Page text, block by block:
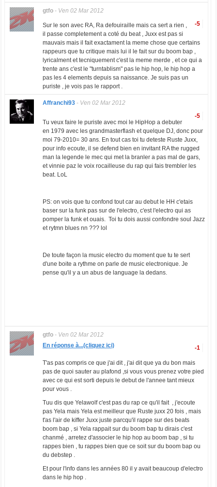
gtfo- Ven 02 Mar 2012
-5
Sur le son avec RA, Ra defouiraille mais ca sert a rien ,
il passe completement a coté du beat , Juxx est pas si
mauvais mais il fait exactament la meme chose que certains
rappeurs que tu critique mais lui il le fait sur du boom bap ,
lyricalment et tecniquement c'est la meme merde , et ce qui a
trente ans c'est le "turntablism" pas le hip hop, le hip hop a
pas les 4 elements depuis sa naissance. Je suis pas un
puriste , je vois pas le rapport .
Affranchi93- Ven 02 Mar 2012
-5
Tu veux faire le puriste avec moi le HipHop a debuter
en 1979 avec les grandmasterflash et quelque DJ, donc pour
moi 79-2010= 30 ans. En tout cas toi tu deteste Ruste Juxx,
pour info ecoute, il se defend bien en invitant RA the rugged
man la legende le mec qui met la branler a pas mal de gars,
et vinnie paz le voix rocailleuse du rap qui fais trembler les
beat. LoL
PS: on vois que tu confond tout car au debut le HH c'etais
baser sur la funk pas sur de l'electro, c'est l'electro qui as
pomper la funk et ouais. Toi tu dois aussi confondre soul Jazz
et rytmn blues nn ??? lol
De toute façon la music electro du moment que tu te sert
d'une boite a rythme on parle de music electronique. Je
pense qu'il y a un abus de language la dedans.
gtfo- Ven 02 Mar 2012
-1
En réponse à...(cliquez ici)
T'as pas compris ce que j'ai dit , j'ai dit que ya du bon mais
pas de quoi sauter au plafond ,si vous vous prenez votre pied
avec ce qui est sorti depuis le debut de l'annee tant mieux
pour vous .
Tuu dis que Yelawolf c'est pas du rap ce qu'il fait , j'ecoute
pas Yela mais Yela est meilleur que Ruste juxx 20 fois , mais
t'as l'air de kiffer Juxx juste parcqu'il rappe sur des beats
boom bap , si Yela rappait sur du boom bap tu dirais c'est
chanmé , arretez d'associer le hip hop au boom bap , si tu
rappes bien , tu rappes bien que ce soit sur du boom bap ou
du debstep .
Et pour l'info dans les années 80 il y avait beaucoup d'electro
dans le hip hop .